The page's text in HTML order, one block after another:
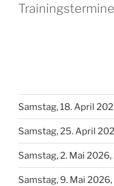
Samstag, 18. April
Samstag, 25. April
Samstag, 2. Mai
Samstag, 9. Mai